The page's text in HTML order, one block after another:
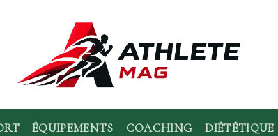
ÉQUIPEMENTS COACHING DIÉTÉTIQUE